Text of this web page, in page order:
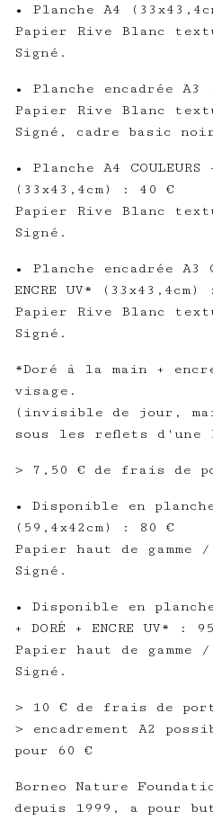
• Planche A4
Papier Rive Blanc
Signé.
• Planche encadrée
Papier Rive Blanc
Signé, cadre basic
• Planche A4 COULEURS
(33x43,4cm) : 40 €
Papier Rive Blanc
Signé.
• Planche encadrée A3
ENCRE UV*
Papier Rive Blanc
Signé.
*Doré à la main +
visage.
(invisible de jour,
sous les reflets d'une
> 7,50 € de frais de
• Disponible en
(59,4x42cm) : 80 €
Papier haut de gamme /
Signé.
• Disponible en planche
+ DORÉ + ENCRE UV* :
Papier haut de gamme /
Signé.
> 10 € de frais de
> encadrement A2
pour 60 €
Borneo Nature
depuis 1999, a pour